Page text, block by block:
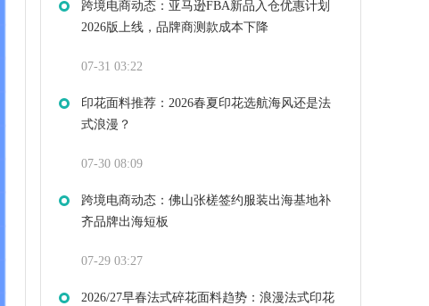
跨境电商动态：亚马逊FBA新品入仓优惠计划
2026版上线，品牌商测款成本下降
07-31 03:22
印花面料推荐：2026春夏印花选航海风还是法
式浪漫？
07-30 08:09
跨境电商动态：佛山张槎签约服装出海基地补
齐品牌出海短板
07-29 03:27
2026/27早春法式碎花面料趋势：浪漫法式印花